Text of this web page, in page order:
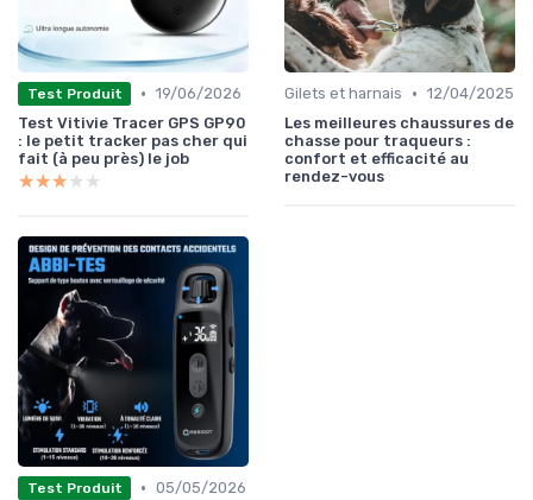
Test Produit • 19/06/2026
Test Vitivie Tracer GPS GP90
: le petit tracker pas cher qui
fait (à peu près) le job
★★★★★
★★★★★
Gilets et harnais • 12/04/2025
Les meilleures chaussures de
chasse pour traqueurs :
confort et efficacité au
rendez-vous
Test Produit • 05/05/2026